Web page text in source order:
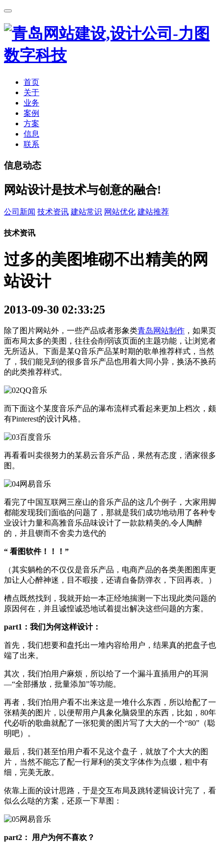
首页
关于
业务
案例
方案
信息
联系
信息动态
网站设计是技术与创意的融合!
公司新闻 技术资讯 建站常识 网站优化 建站推荐
技术资讯
过多的美图堆砌不出精美的网
站设计
2013-09-30 02:33:25
除了图片网站外，一些产品或者形象类青岛网站制作 ，如果页
面布局太多的美图，往往会削弱该页面的主题功能，让浏览者
无所适从。下面是某Q音乐产品某时期的歌单推荐样式，当然
了，我们能见到的很多音乐产品也用着大同小异，换汤不换药
的此类推荐样式。
而下面这个某度音乐产品的瀑布流样式看起来更加上档次，颇
有Pinterest的设计风格。
再看看叫卖很努力的某易云音乐产品，果然有态度，洒家很多
图。
看完了中国互联网三座山的音乐产品的这几个例子，大家用脚
都能发现我们面临的问题了，那就是我们成功地动用了各种专
业设计力量和高雅音乐品味设计了一款款精美的,令人陶醉
的，并且锲而不舍卖力迭代的
“ 看图软件！！！”
（其实躺枪的不仅仅是音乐产品，电商产品的各类美图图库更
加让人心醉神迷，目不暇接，还请自备防弹衣，下回再表。）
槽点既然找到，我就开始一本正经地揣测一下出现此类问题的
原因何在，并且诚惶诚恐地试着提出解决这些问题的方案。
part1：我们为何这样设计：
首先，我们想要和盘托出一堆内容给用户，结果真的把盘子也
端了出来。
其次，我们怕用户麻烦，所以给了一个漏斗直插用户的耳洞
—“全部播放，批量添加”等功能。
再者，我们怕用户看不出来这是一堆什么东西，所以给配了一
张精美的图片，以便帮用户具象化脑袋里的东西，比如，80年
代必听的歌曲就配了一张犯黄的图片写了大大的一个“80”（聪
明吧）。
最后，我们甚至怕用户看不见这个盘子，就放了个大大的图
片，当然不能忘了配一行犀利的英文字体作为点缀，粗中有
细，完美无敌。
依靠上面的设计思路，于是交互布局及跳转逻辑设计完了，看
似么么哒的方案，还原一下草图：
part2： 用户为何不喜欢？